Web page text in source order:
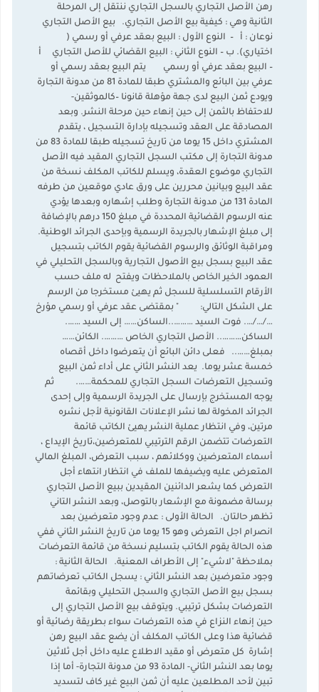
رهن الأصل التجاري بالسجل التجاري ننتقل إلى المرحلة
الثانية وهي : كيفية بيع الأصل التجاري. بيع الأصل التجاري
نوعان : أ – النوع الأول : البيع بعقد عرفي أو رسمي (
اختياري). ب – النوع الثاني : البيع القضائي للأصل التجاري أ
– البيع بعقد عرفي أو رسمي يتم البيع بعقد رسمي أو
عرفي بين البائع والمشتري طبقا للمادة 81 من مدونة التجارة
ويودع ثمن البيع لدى جهة مؤهلة قانونا –كالموثقين-
للاحتفاظ بالثمن إلى حين إنهاء حين مرحلة النشر. وبعد
المصادقة على العقد وتسجيله بإدارة التسجيل ، يتقدم
المشتري داخل 15 يوما من تاريخ تسجيله طبقا للمادة 83 من
مدونة التجارة إلى مكتب السجل التجاري المقيد فيه الأصل
التجاري موضوع العقدة، ويسلم للكاتب المكلف نسخة من
عقد البيع وبيانين محررين على ورق عادي موقعين من طرفه
المادة 131 من مدونة التجارة وطلب إشهاره وبعدها يؤدي
عنه الرسوم القضائية المحددة في مبلغ 150 درهم بالإضافة
إلى مبلغ الإشهار بالجريدة الرسمية وبإحدى الجرائد الوطنية.
ومراقبة الوثائق والرسوم القضائية يقوم الكاتب بتسجيل
عقد البيع بسجل بيع الأصول التجارية وبالسجل التحليلي في
العمود الخير الخاص بالملاحظات ويفتح له ملف حسب
الأرقام التسلسلية للسجل ثم يهيئ مستخرجا من الرسم
على الشكل التالي: " بمقتضى عقد عرفي أو رسمي مؤرخ
…/…/…. فوت السيد ………..الساكن…… إلى السيد …….
الساكن……….. الأصل التجاري الخاص ………. الكائن……
بمبلغ…….. فعلى دائن البائع أن يتعرضوا داخل أقصاه
خمسة عشر يوما. يعد النشر الثاني على أداء ثمن البيع
وتسجيل التعرضات السجل التجاري للمحكمة……. ثم
يوجه المستخرج بإرسال على الجريدة الرسمية وإلى إحدى
الجرائد المخولة لها نشر الإعلانات القانونية لأجل نشره
مرتين، وفي انتظار عملية النشر يهيئ الكاتب قائمة
التعرضات تتضمن الرقم الترتيبي للمتعرضين،تاريخ الإيداع ،
أسماء المتعرضين ووكلائهم ، سبب التعرض، المبلغ المالي
المتعرض عليه ويضيفها للملف في انتظار انتهاء أجل
التعرض كما يشعر الدائنين المقيدين ببيع الأصل التجاري
برسالة مضمونة مع الإشعار بالتوصل، وبعد النشر التاني
تظهر حالتان. الحالة الأولى : عدم وجود متعرضين بعد
انصرام اجل التعرض وهو 15 يوما من تاريخ النشر الثاني ففي
هذه الحالة يقوم الكاتب بتسليم نسخة من قائمة التعرضات
بملاحظة "لاشيء" إلى الأطراف المعنية. الحالة الثانية :
وجود متعرضين بعد النشر الثاني : يسجل الكاتب تعرضاتهم
بسجل بيع الأصل التجاري والسجل التحليلي وبقائمة
التعرضات بشكل ترتيبي. ويتوقف بيع الأصل التجاري إلى
حين إنهاء النزاع في هذه التعرضات سواء بطريقة رضائية أو
قضائية هذا وعلى الكاتب المكلف أن يضع عقد البيع رهن
إشارة كل متعرض أو مقيد الاطلاع عليه داخل أجل ثلاثين
يوما بعد النشر الثاني- المادة 93 من مدونة التجارة- أما إذا
تبين لأحد المطلعين عليه أن ثمن البيع غير كاف لتسديد